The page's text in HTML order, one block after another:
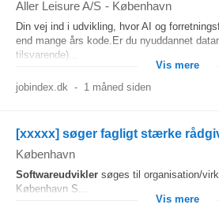
Aller Leisure A/S - København
Din vej ind i udvikling, hvor AI og
end mange års kode.Er du nyuddannet
tilsvarende)...
Vis mere
jobindex.dk - 1 måned siden
[xxxxx] søger fagligt stærke
København
Softwareudvikler søges til organisation/
København S...
Vis mere